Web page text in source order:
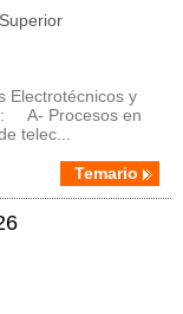
Electrotécnicos y
A- Procesos en
telec...
Temario